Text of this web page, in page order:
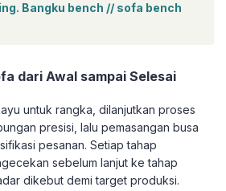
Bangku bench // sofa bench
dari Awal sampai Selesai
untuk rangka, dilanjutkan proses
presisi, lalu pemasangan busa
pesanan. Setiap tahap
sebelum lanjut ke tahap
dikebut demi target produksi.